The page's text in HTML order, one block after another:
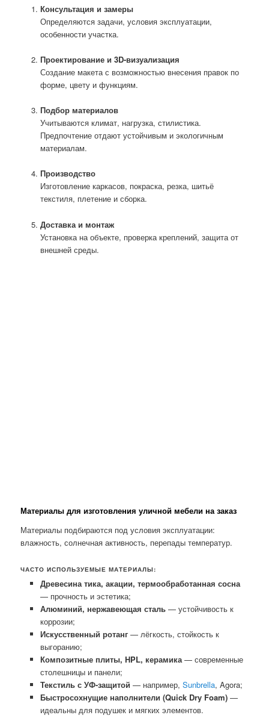
Консультация и замеры
Определяются задачи, условия эксплуатации,
особенности участка.
Проектирование и 3D-визуализация
Создание макета с возможностью внесения правок по
форме, цвету и функциям.
Подбор материалов
Учитываются климат, нагрузка, стилистика.
Предпочтение отдают устойчивым и экологичным
материалам.
Производство
Изготовление каркасов, покраска, резка, шитьё
текстиля, плетение и сборка.
Доставка и монтаж
Установка на объекте, проверка креплений, защита от
внешней среды.
Материалы для изготовления уличной мебели на заказ
Материалы подбираются под условия эксплуатации:
влажность, солнечная активность, перепады температур.
ЧАСТО ИСПОЛЬЗУЕМЫЕ МАТЕРИАЛЫ:
Древесина тика, акации, термообработанная сосна
— прочность и эстетика;
Алюминий, нержавеющая сталь— устойчивость к
коррозии;
Искусственный ротанг— лёгкость, стойкость к
выгоранию;
Композитные плиты, HPL, керамика— современные
столешницы и панели;
Текстиль с УФ-защитой — например, Sunbrella, Agora;
Быстросохнущие наполнители (Quick Dry Foam)—
идеальны для подушек и мягких элементов.